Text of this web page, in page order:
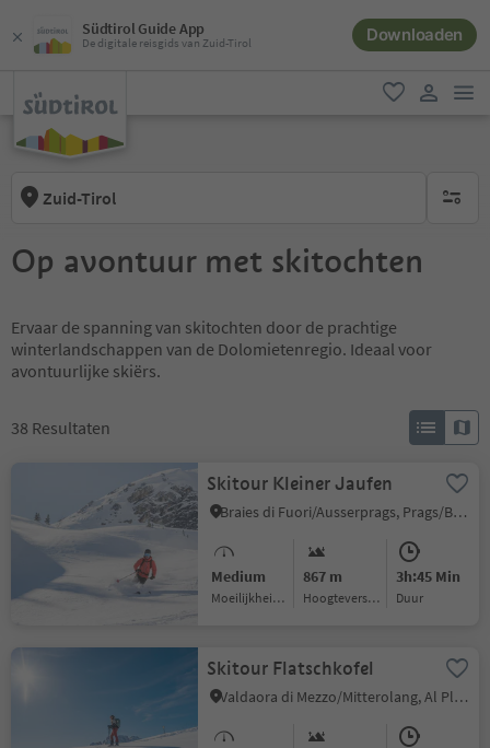
Südtirol Guide App
De digitale reisgids van Zuid-Tirol Downloaden
favoriet
Zuid-Tirol geen
Op avontuur met skitochten
Ervaar de spanning van skitochten door de prachtige
winterlandschappen van de Dolomietenregio. Ideaal voor
avontuurlijke skiërs.
38 Resultaten
Skitour Kleiner Jaufen
Braies di Fuori/Ausserprags, Prags/Braies, Dolomites Region 3 Zinnen
Medium
Moeilijkheidsgraad
867 m
Hoogteverschil
3h:45 Min
Duur
Skitour Flatschkofel
Valdaora di Mezzo/Mitterolang, Al Plan/San Vigilio, Dolomites Region Kronplatz/Plan de Corones